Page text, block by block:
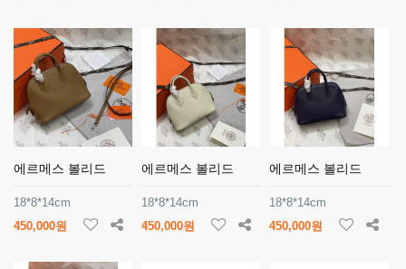
에르메스 볼리드
18*8*14cm
450,000원
에르메스 볼리드
18*8*14cm
450,000원
에르메스 볼리드
18*8*14cm
450,000원